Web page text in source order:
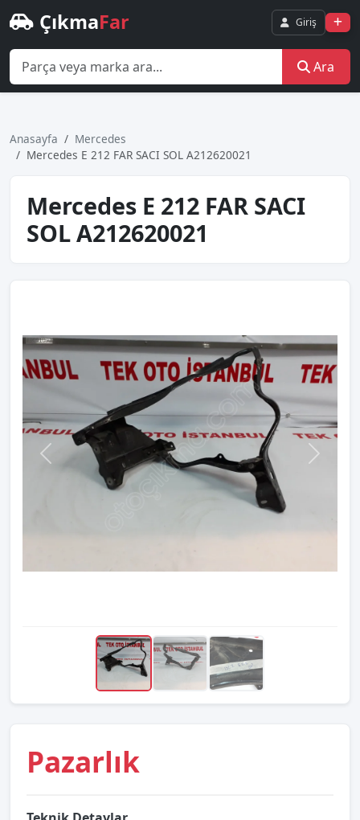
ÇıkmaFar Giriş
Ara
Anasayfa
Mercedes
Mercedes E 212 FAR SACI SOL A212620021
Mercedes E 212 FAR SACI
SOL A212620021
Pazarlık